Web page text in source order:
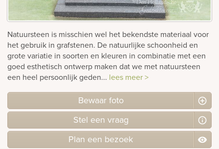
Natuursteen is misschien wel het bekendste materiaal voor
het gebruik in grafstenen. De natuurlijke schoonheid en
grote variatie in soorten en kleuren in combinatie met een
goed esthetisch ontwerp maken dat we met natuursteen
een heel persoonlijk geden... lees meer >
Bewaar foto
Stel een vraag
Plan een bezoek